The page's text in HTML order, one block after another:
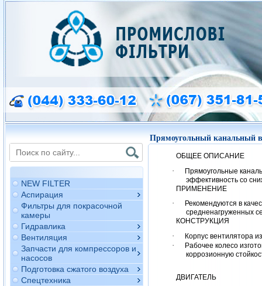
NEW FILTER
Аспирация
Фильтры для покрасочной
камеры
Гидравлика
Вентиляция
Запчасти для компрессоров и
насосов
Подготовка сжатого воздуха
Спецтехника
Прямоугольный канальный
ОБЩЕЕ ОПИСАНИЕ
·
Прямоугольные
эффективность со
ПРИМЕНЕНИЕ
·
Рекомендуются в
средненагруженных
КОНСТРУКЦИЯ
· Корпус вентилятора
·
Рабочее колесо
коррозионную
ДВИГАТЕЛЬ